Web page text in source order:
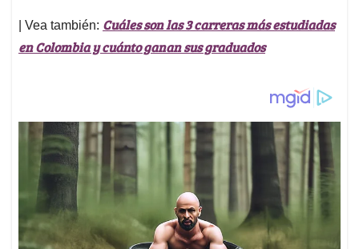
| Vea también: Cuáles son las 3 carreras más estudiadas
en Colombia y cuánto ganan sus graduados